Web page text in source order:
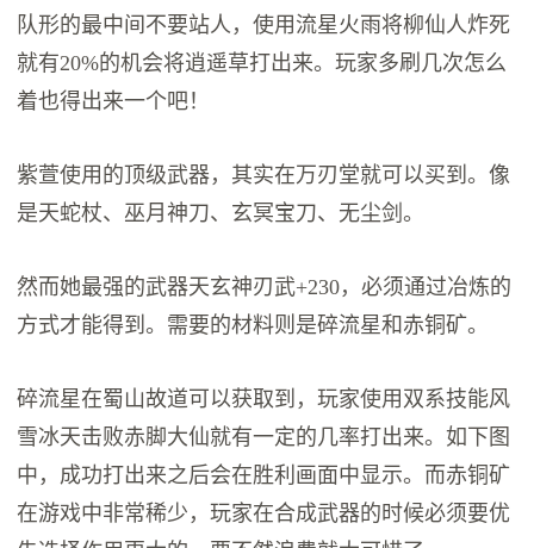
队形的最中间不要站人，使用流星火雨将柳仙人炸死
就有20%的机会将逍遥草打出来。玩家多刷几次怎么
着也得出来一个吧！
紫萱使用的顶级武器，其实在万刃堂就可以买到。像
是天蛇杖、巫月神刀、玄冥宝刀、无尘剑。
然而她最强的武器天玄神刃武+230，必须通过冶炼的
方式才能得到。需要的材料则是碎流星和赤铜矿。
碎流星在蜀山故道可以获取到，玩家使用双系技能风
雪冰天击败赤脚大仙就有一定的几率打出来。如下图
中，成功打出来之后会在胜利画面中显示。而赤铜矿
在游戏中非常稀少，玩家在合成武器的时候必须要优